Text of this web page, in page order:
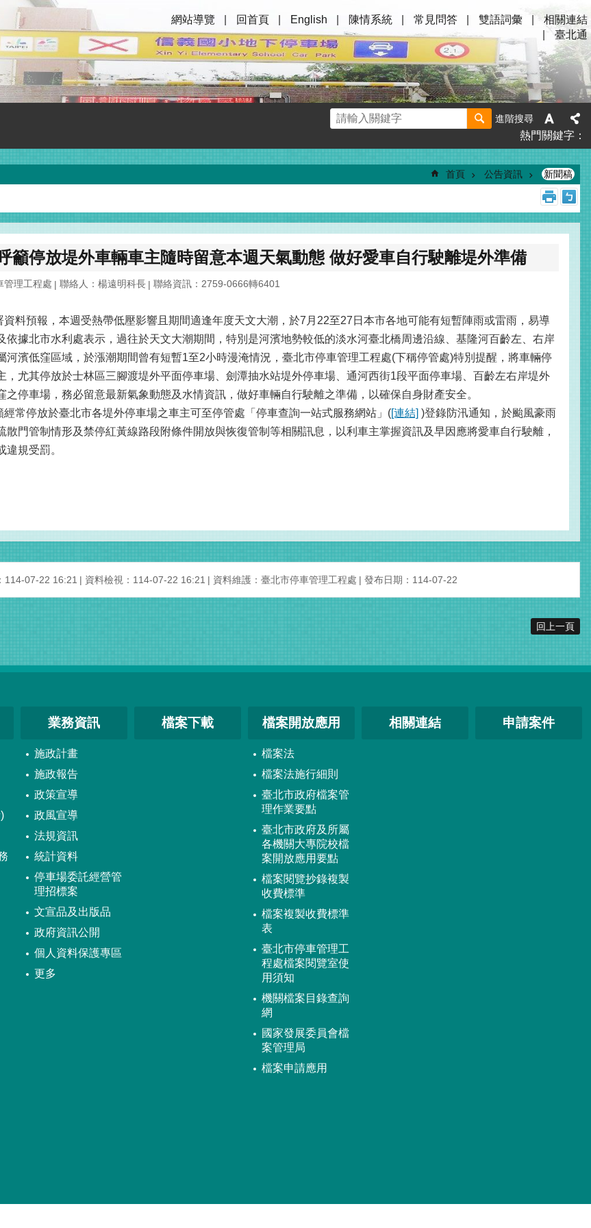
網站導覽
回首頁 English 陳情系統 常見問答 雙語詞彙
相關連結
臺北通
進階搜尋
熱門關鍵字
首頁 公告資訊 新聞稿
籲停放堤外車輛車主隨時留意本週天氣動態 做好愛車自行駛離堤外準備
管理工程處 聯絡人：楊遠明科長 聯絡資訊：2759-0666轉6401
預報，本週受熱帶低壓影響且期間適逢年度天文大潮，於7月22至27日本市各地可能有短暫陣雨或雷雨，易導
依據北市水利處表示，過往於天文大潮期間，特別是河濱地勢較低的淡水河臺北橋周邊沿線、基隆河百齡左、右岸
河濱低窪區域，於漲潮期間曾有短暫1至2小時漫淹情況，臺北市停車管理工程處(下稱停管處)特別提醒，將車輛停
，尤其停放於士林區三腳渡堤外平面停車場、劍潭抽水站堤外停車場、通河西街1段平面停車場、百齡左右岸堤外
之停車場，務必留意最新氣象動態及水情資訊，做好車輛自行駛離之準備，以確保自身財產安全。
常停放於臺北市各堤外停車場之車主可至停管處「停車查詢一站式服務網站」([連結] )登錄防汛通知，於颱風豪雨
散門管制情形及禁停紅黃線路段附條件開放與恢復管制等相關訊息，以利車主掌握資訊及早因應將愛車自行駛離，
違規受罰。
114-07-22 16:21 資料檢視：114-07-22 16:21 資料維護：臺北市停車管理工程處 發布日期：114-07-22
回上一頁
業務資訊
施政計畫
施政報告
政策宣導
政風宣導
法規資訊
統計資料
停車場委託經營管
理招標案
文宣品及出版品
政府資訊公開
個人資料保護專區
更多
檔案下載 檔案開放應用
檔案法
檔案法施行細則
臺北市政府檔案管
理作業要點
臺北市政府及所屬
各機關大專院校檔
案開放應用要點
檔案閱覽抄錄複製
收費標準
檔案複製收費標準
表
臺北市停車管理工
程處檔案閱覽室使
用須知
機關檔案目錄查詢
網
國家發展委員會檔
案管理局
檔案申請應用
相關連結 申請案件